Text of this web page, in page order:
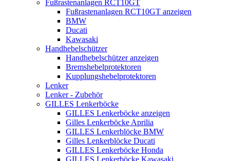
Fußrastenanlagen RCT10GT
Fußrastenanlagen RCT10GT anzeigen
BMW
Ducati
Kawasaki
Handhebelschützer
Handhebelschützer anzeigen
Bremshebelprotektoren
Kupplungshebelprotektoren
Lenker
Lenker - Zubehör
GILLES Lenkerböcke
GILLES Lenkerböcke anzeigen
Gilles Lenkerböcke Aprilia
GILLES Lenkerblöcke BMW
Gilles Lenkerblöcke Ducati
GILLES Lenkerböcke Honda
GILLES Lenkerböcke Kawasaki